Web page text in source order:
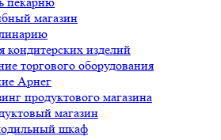
магазин
кондитерских изделий
торгового оборудования
Арнег
продуктового магазина
магазин
шкаф